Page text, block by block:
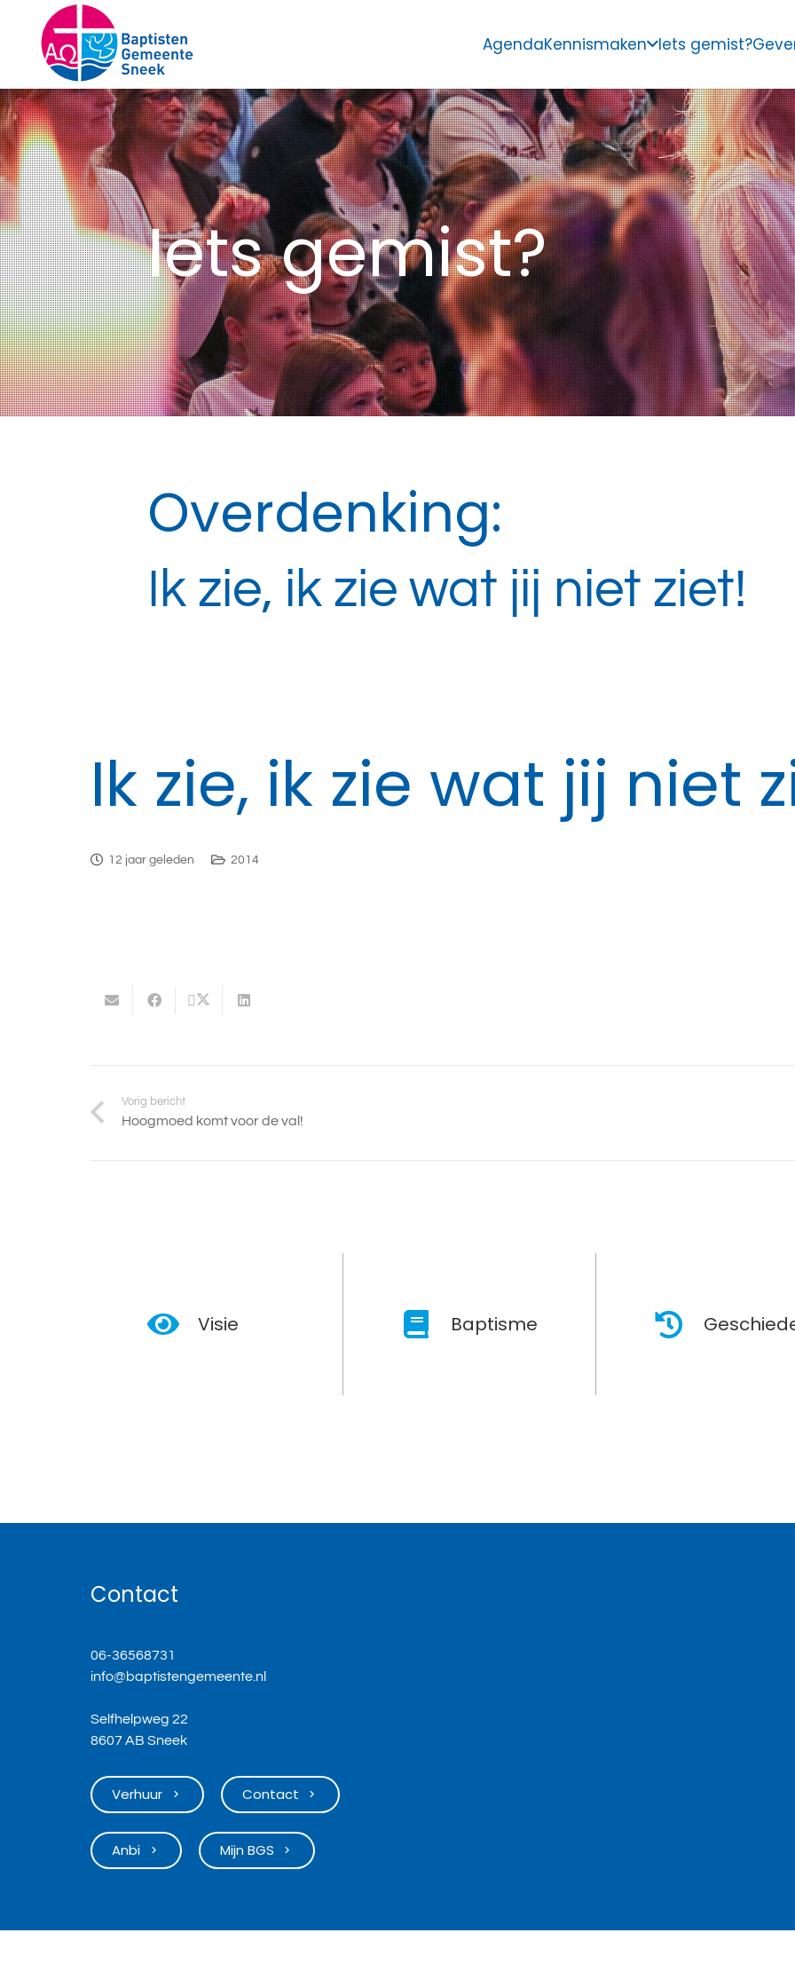
AgendaKennismaken Iets gemist?
Iets gemist?
Overdenking:
Ik zie, ik zie wat jij niet ziet!
Ik zie, ik zie wat jij niet
12 jaar geleden 2014
Vorig bericht
Hoogmoed komt voor de val!
Visie Baptisme
Contact
06-36568731
info@baptistengemeente.nl
Selfhelpweg 22
8607 AB Sneek
Verhuur keyboard_arrow_right Contact keyboard_arrow_right
Anbi keyboard_arrow_right Mijn BGS keyboard_arrow_right